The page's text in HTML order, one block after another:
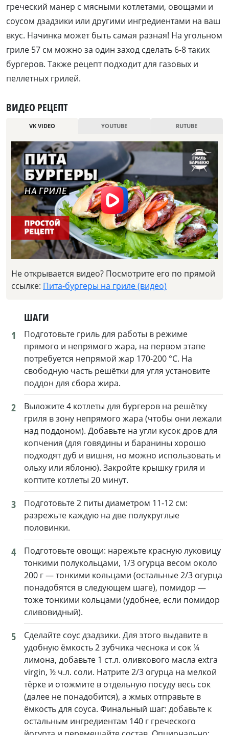
греческий манер с мясными котлетами, овощами и
соусом дзадзики или другими ингредиентами на ваш
вкус. Начинка может быть самая разная! На угольном
гриле 57 см можно за один заход сделать 6-8 таких
бургеров. Также рецепт подходит для газовых и
пеллетных грилей.
ВИДЕО РЕЦЕПТ
VK VIDEO YOUTUBE RUTUBE
Не открывается видео? Посмотрите его по прямой
ссылке: Пита-бургеры на гриле (видео)
ШАГИ
1
Подготовьте гриль для работы в режиме
прямого и непрямого жара, на первом этапе
потребуется непрямой жар 170-200 °С. На
свободную часть решётки для угля установите
поддон для сбора жира.
2
Выложите 4 котлеты для бургеров на решётку
гриля в зону непрямого жара (чтобы они лежали
над поддоном). Добавьте на угли кусок дров для
копчения (для говядины и баранины хорошо
подходят дуб и вишня, но можно использовать и
ольху или яблоню). Закройте крышку гриля и
коптите котлеты 20 минут.
3
Подготовьте 2 питы диаметром 11-12 см:
разрежьте каждую на две полукруглые
половинки.
4
Подготовьте овощи: нарежьте красную луковицу
тонкими полукольцами, 1/3 огурца весом около
200 г — тонкими кольцами (остальные 2/3 огурца
понадобятся в следующем шаге), помидор —
тоже тонкими кольцами (удобнее, если помидор
сливовидный).
5
Сделайте соус дзадзики. Для этого выдавите в
удобную ёмкость 2 зубчика чеснока и сок ¼
лимона, добавьте 1 ст.л. оливкового масла extra
virgin, ½ ч.л. соли. Натрите 2/3 огурца на мелкой
тёрке и отожмите в отдельную посуду весь сок
(далее не понадобится), а жмых отправьте в
ёмкость для соуса. Финальный шаг: добавьте к
остальным ингредиентам 140 г греческого